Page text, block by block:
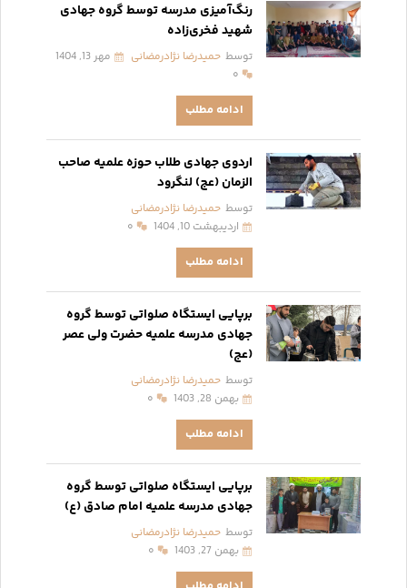
رنگ‌آمیزی مدرسه توسط گروه جهادی
شهید فخری‌زاده
توسط حمیدرضا نژادرمضانی
مهر 13, 1404
۰
ادامه مطلب
اردوی جهادی طلاب حوزه علمیه صاحب
الزمان (عج) لنگرود
توسط حمیدرضا نژادرمضانی
اردیبهشت 10, 1404
۰
ادامه مطلب
برپایی ایستگاه صلواتی توسط گروه
جهادی مدرسه علمیه حضرت ولی عصر
(عج)
توسط حمیدرضا نژادرمضانی
بهمن 28, 1403
۰
ادامه مطلب
برپایی ایستگاه صلواتی توسط گروه
جهادی مدرسه علمیه امام صادق (ع)
توسط حمیدرضا نژادرمضانی
بهمن 27, 1403
۰